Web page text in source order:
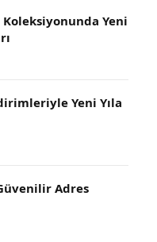
Yeni
Yeni Yıla
Adres